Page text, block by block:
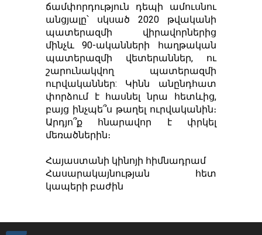
ճամփորդություն դեպի ամուսնու
անցյալը՝ սկսած 2020 թվականի
պատերազմի վիրավորներից
մինչև 90-ականների հաղթական
պատերազմի վետերաններ, ու
շարունակվող պատերազմի
ուրվականներ: Կինն անընդհատ
փորձում է հասնել նրա հետևից,
բայց ինչպե՞ս թաղել ուրվականին։
Արդյո՞ք հնարավոր է փրկել
մեռածներին։
Հայաստանի կինոյի հիմնադրամ
Հասարակայնության հետ
կապերի բաժին